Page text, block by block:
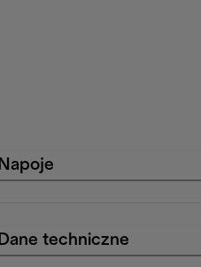
Napoje
Dane techniczne